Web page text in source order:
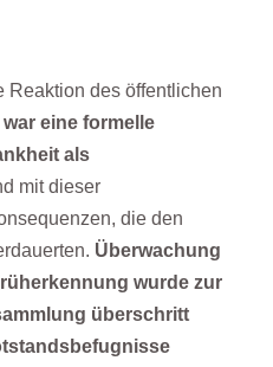
Reaktion des öffentlichen
war eine formelle
als
mit dieser
die den
Überwachung
wurde zur
überschritt